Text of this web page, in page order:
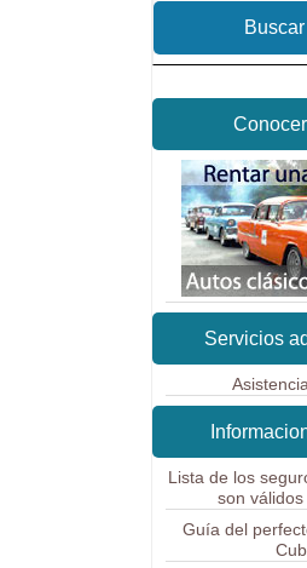
Servicios
Lista de los
son
Guía del